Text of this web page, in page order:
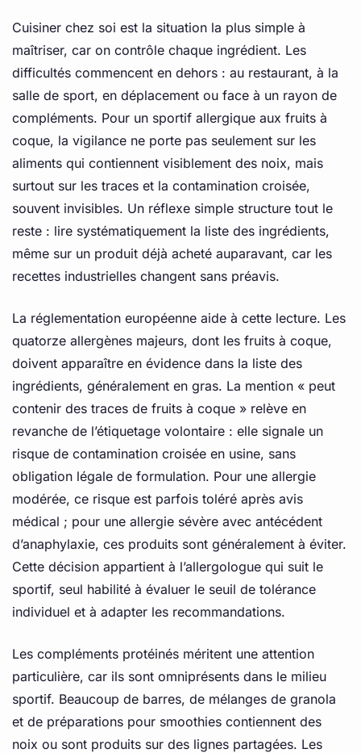
Cuisiner chez soi est la situation la plus simple à
maîtriser, car on contrôle chaque ingrédient. Les
difficultés commencent en dehors : au restaurant, à la
salle de sport, en déplacement ou face à un rayon de
compléments. Pour un sportif allergique aux fruits à
coque, la vigilance ne porte pas seulement sur les
aliments qui contiennent visiblement des noix, mais
surtout sur les traces et la contamination croisée,
souvent invisibles. Un réflexe simple structure tout le
reste : lire systématiquement la liste des ingrédients,
même sur un produit déjà acheté auparavant, car les
recettes industrielles changent sans préavis.
La réglementation européenne aide à cette lecture. Les
quatorze allergènes majeurs, dont les fruits à coque,
doivent apparaître en évidence dans la liste des
ingrédients, généralement en gras. La mention « peut
contenir des traces de fruits à coque » relève en
revanche de l’étiquetage volontaire : elle signale un
risque de contamination croisée en usine, sans
obligation légale de formulation. Pour une allergie
modérée, ce risque est parfois toléré après avis
médical ; pour une allergie sévère avec antécédent
d’anaphylaxie, ces produits sont généralement à éviter.
Cette décision appartient à l’allergologue qui suit le
sportif, seul habilité à évaluer le seuil de tolérance
individuel et à adapter les recommandations.
Les compléments protéinés méritent une attention
particulière, car ils sont omniprésents dans le milieu
sportif. Beaucoup de barres, de mélanges de granola
et de préparations pour smoothies contiennent des
noix ou sont produits sur des lignes partagées. Les